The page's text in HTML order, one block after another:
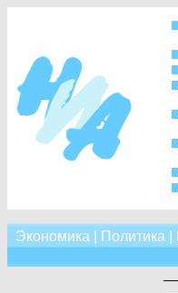
Экономика Политика